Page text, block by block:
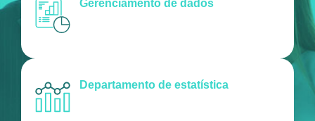
Gerenciamento de dados
Departamento de estatística